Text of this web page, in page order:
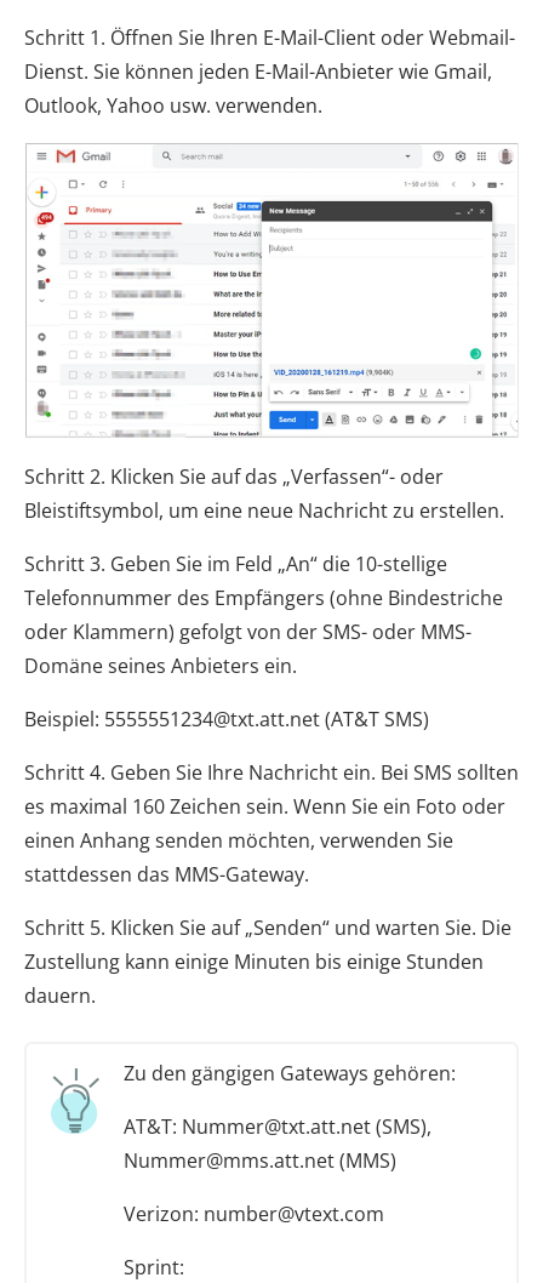
Schritt 1. Öffnen Sie Ihren E-Mail-Client oder Webmail-
Dienst. Sie können jeden E-Mail-Anbieter wie Gmail,
Outlook, Yahoo usw. verwenden.
Schritt 2. Klicken Sie auf das „Verfassen“- oder
Bleistiftsymbol, um eine neue Nachricht zu erstellen.
Schritt 3. Geben Sie im Feld „An“ die 10-stellige
Telefonnummer des Empfängers (ohne Bindestriche
oder Klammern) gefolgt von der SMS- oder MMS-
Domäne seines Anbieters ein.
Beispiel: 5555551234@txt.att.net (AT&T SMS)
Schritt 4. Geben Sie Ihre Nachricht ein. Bei SMS sollten
es maximal 160 Zeichen sein. Wenn Sie ein Foto oder
einen Anhang senden möchten, verwenden Sie
stattdessen das MMS-Gateway.
Schritt 5. Klicken Sie auf „Senden“ und warten Sie. Die
Zustellung kann einige Minuten bis einige Stunden
dauern.
Zu den gängigen Gateways gehören:
AT&T: Nummer@txt.att.net (SMS),
Nummer@mms.att.net (MMS)
Verizon: number@vtext.com
Sprint: